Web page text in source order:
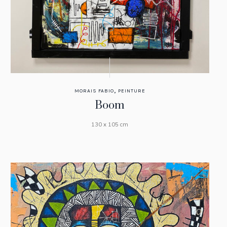
MORAIS FABIO, PEINTURE
Boom
130 x 105 cm